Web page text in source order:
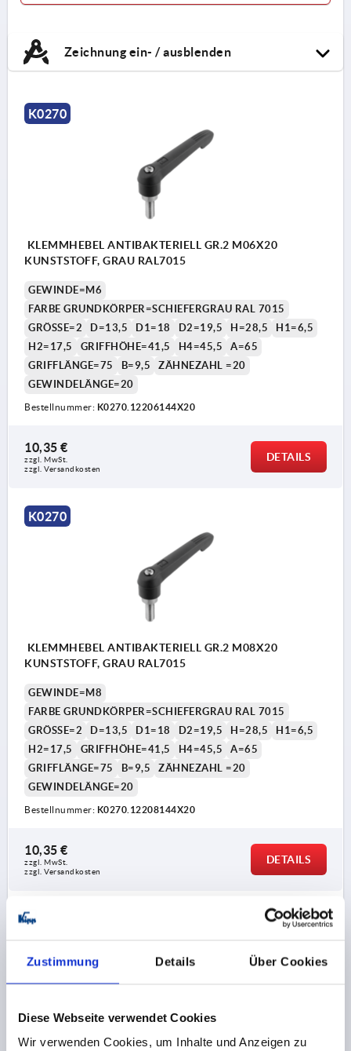
Zustimmung Details Über Cookies
Diese Webseite verwendet Cookies
Wir verwenden Cookies, um Inhalte und Anzeigen zu
Zeichnung ein- / ausblenden
K0270
KLEMMHEBEL ANTIBAKTERIELL GR.2 M06X20
KUNSTSTOFF, GRAU RAL7015
GEWINDE=M6
FARBE GRUNDKÖRPER=SCHIEFERGRAU RAL 7015
GRÖSSE=2
D=13,5 D1=18 D2=19,5 H=28,5
H1=6,5
H2=17,5
GRIFFHÖHE=41,5 H4=45,5
A=65
GRIFFLÄNGE=75
B=9,5
ZÄHNEZAHL =20
GEWINDELÄNGE=20
Bestellnummer: K0270.12206144X20
10,35 €
zzgl. MwSt.
zzgl. Versandkosten
DETAILS
K0270
KLEMMHEBEL ANTIBAKTERIELL GR.2 M08X20
KUNSTSTOFF, GRAU RAL7015
GEWINDE=M8
FARBE GRUNDKÖRPER=SCHIEFERGRAU RAL 7015
GRÖSSE=2
D=13,5 D1=18 D2=19,5 H=28,5
H1=6,5
H2=17,5
GRIFFHÖHE=41,5 H4=45,5
A=65
GRIFFLÄNGE=75
B=9,5
ZÄHNEZAHL =20
GEWINDELÄNGE=20
Bestellnummer: K0270.12208144X20
10,35 €
zzgl. MwSt.
zzgl. Versandkosten
DETAILS
K0270